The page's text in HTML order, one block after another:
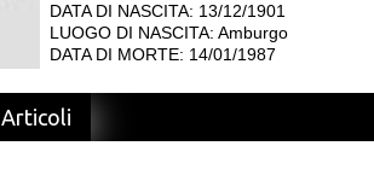
DATA DI NASCITA: 13/12/1901
LUOGO DI NASCITA: Amburgo
DATA DI MORTE: 14/01/1987
Articoli